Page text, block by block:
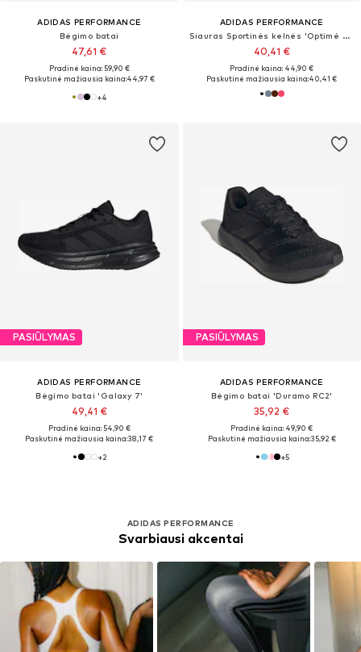
ADIDAS PERFORMANCE
Bėgimo batai
47,61 €
Pradinė kaina: 59,90 €
Paskutinė mažiausia kaina:44,97 €
+4
ADIDAS PERFORMANCE
Siauras Sportinės kelnės 'Optimé Essentials'
40,41 €
Pradinė kaina: 44,90 €
Paskutinė mažiausia kaina:40,41 €
PASIŪLYMAS
ADIDAS PERFORMANCE
Bėgimo batai 'Galaxy 7'
49,41 €
Pradinė kaina: 54,90 €
Paskutinė mažiausia kaina:38,17 €
+2
PASIŪLYMAS
ADIDAS PERFORMANCE
Bėgimo batai 'Duramo RC2'
35,92 €
Pradinė kaina: 49,90 €
Paskutinė mažiausia kaina:35,92 €
+5
ADIDAS PERFORMANCE
Svarbiausi akcentai